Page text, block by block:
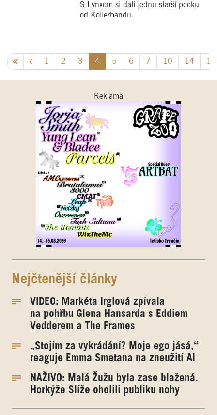
S Lynxem si dali jednu starší pecku
od Kollerbandu.
1 2 3 4 5 6 7 10 14 18
Reklama
Nejčtenější články
VIDEO: Markéta Irglová zpívala
na pohřbu Glena Hansarda s Eddiem
Vedderem a The Frames
„Stojím za vykrádání? Moje ego jásá,“
reaguje Emma Smetana na zneužití AI
NAŽIVO: Malá Žužu byla zase blažená.
Horkýže Slíže oholili publiku nohy